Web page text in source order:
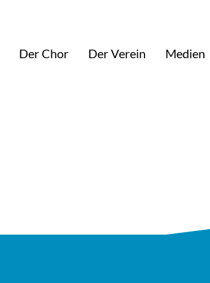
Der Chor Der Verein Medien